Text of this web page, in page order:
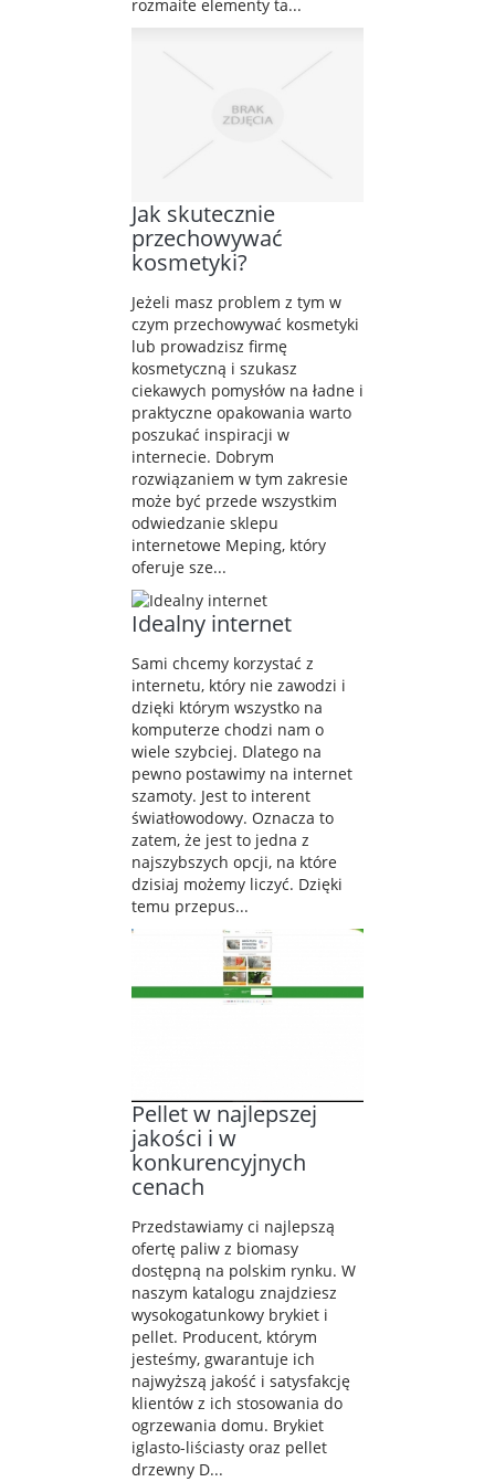
rozmaite elementy ta...
Jak skutecznie
przechowywać
kosmetyki?
Jeżeli masz problem z tym w
czym przechowywać kosmetyki
lub prowadzisz firmę
kosmetyczną i szukasz
ciekawych pomysłów na ładne i
praktyczne opakowania warto
poszukać inspiracji w
internecie. Dobrym
rozwiązaniem w tym zakresie
może być przede wszystkim
odwiedzanie sklepu
internetowe Meping, który
oferuje sze...
Idealny internet
Sami chcemy korzystać z
internetu, który nie zawodzi i
dzięki którym wszystko na
komputerze chodzi nam o
wiele szybciej. Dlatego na
pewno postawimy na internet
szamoty. Jest to interent
światłowodowy. Oznacza to
zatem, że jest to jedna z
najszybszych opcji, na które
dzisiaj możemy liczyć. Dzięki
temu przepus...
Pellet w najlepszej
jakości i w
konkurencyjnych
cenach
Przedstawiamy ci najlepszą
ofertę paliw z biomasy
dostępną na polskim rynku. W
naszym katalogu znajdziesz
wysokogatunkowy brykiet i
pellet. Producent, którym
jesteśmy, gwarantuje ich
najwyższą jakość i satysfakcję
klientów z ich stosowania do
ogrzewania domu. Brykiet
iglasto-liściasty oraz pellet
drzewny D...